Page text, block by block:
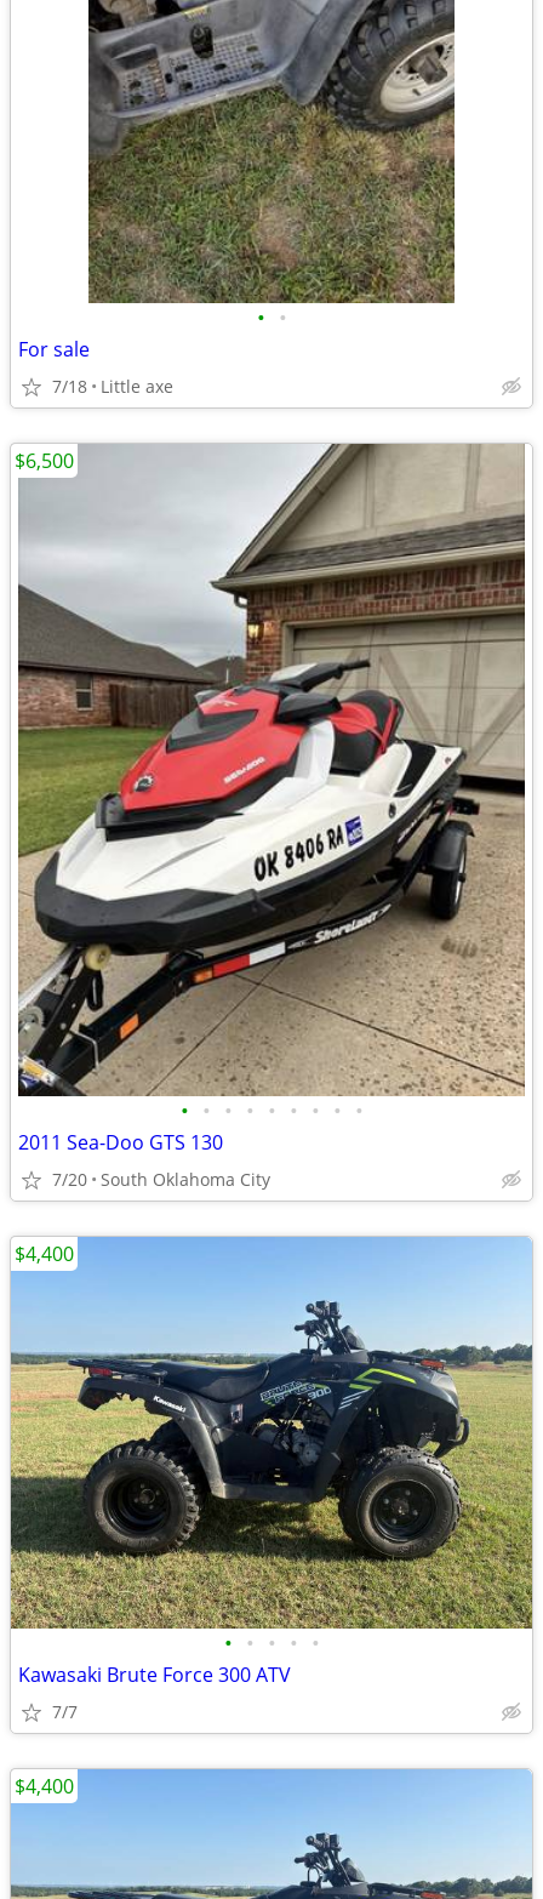
• •
For sale
7/18 Little axe
• • • • • • • • •
2011 Sea-Doo GTS 130
7/20 South Oklahoma City
$6,500
• • • • •
Kawasaki Brute Force 300 ATV
7/7
$4,400
$4,400